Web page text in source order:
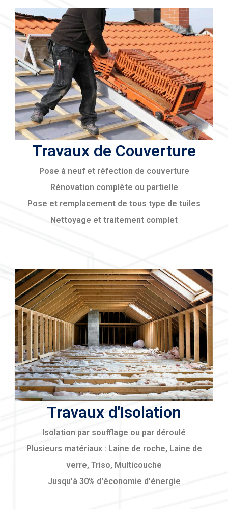
Travaux de Couverture
Pose à neuf et réfection de couverture
Rénovation complète ou partielle
Pose et remplacement de tous type de tuiles
Nettoyage et traitement complet
Travaux d'Isolation
Isolation par soufflage ou par déroulé
Plusieurs matériaux : Laine de roche, Laine de
verre, Triso, Multicouche
Jusqu'à 30% d'économie d'énergie